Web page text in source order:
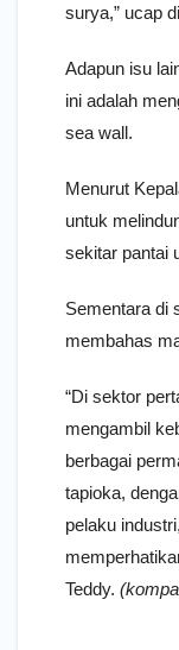
surya,” ucap
Adapun isu
ini adalah
sea wall.
Menurut
untuk
sekitar pantai
Sementara di
membahas
“Di sektor
mengambil
berbagai
tapioka,
pelaku
Teddy.